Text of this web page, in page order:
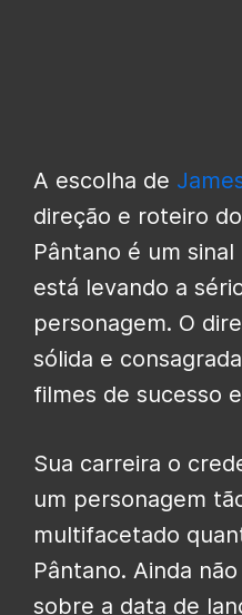
A escolha de
direção e roteiro
Pântano é um
está levando a
personagem. O
sólida e
filmes de sucesso
Sua carreira o
um personagem
multifacetado
Pântano. Ainda
sobre a data de